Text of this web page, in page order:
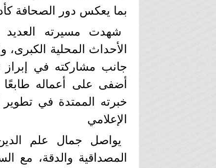
بما يعكس دور الصحافة
شهدت مسيرته العديد
الأحداث المحلية الكبرى،
جانب مشاركته في
أضفى على أعماله
خبرته الممتدة في
الإعلامي
يواصل جمال علم
المصداقية والدقة، مع